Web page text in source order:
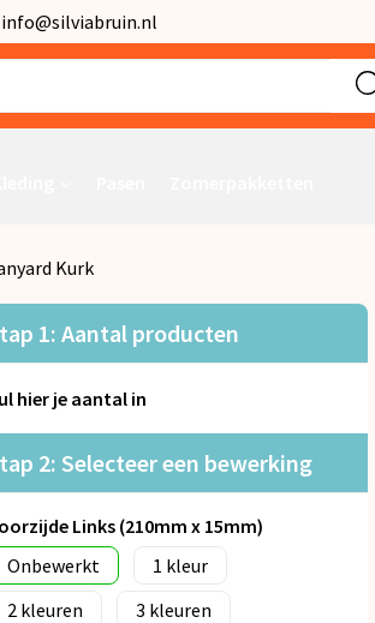
info@silviabruin.nl
Kurk
1: Aantal producten
hier je aantal in
2: Selecteer een bewerking
Links (210mm x 15mm)
Onbewerkt
1
2
3